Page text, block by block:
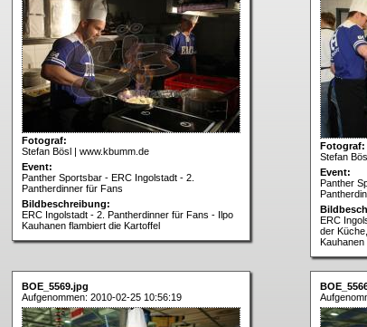
Fotograf:
Stefan Bösl | www.kbumm.de
Event:
Panther Sportsbar - ERC Ingolstadt - 2.
Pantherdinner für Fans
Bildbeschreibung:
ERC Ingolstadt - 2. Pantherdinner für Fans - Ilpo
Kauhanen flambiert die Kartoffel
Fotograf:
Stefan
Event:
Panther
ERC
der
Kauhanen
BOE_5569.jpg
Aufgenommen: 2010-02-25 10:56:19